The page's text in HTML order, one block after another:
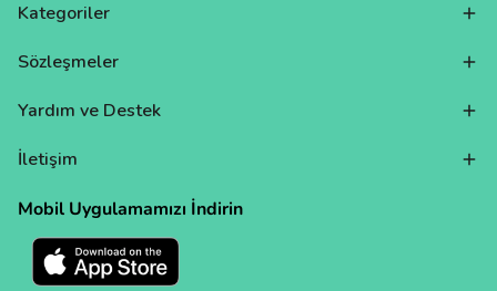
Kategoriler
Sözleşmeler
Yardım ve Destek
İletişim
Mobil Uygulamamızı İndirin